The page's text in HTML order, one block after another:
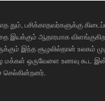
தும், பசிக்காதவர்களுக்கு
இயக்கும் ஆதாரமாக
இந்த சூழலில்தான் உலகம்
ஒருவேளை உணவு கூட
செல்கின்றனர்.